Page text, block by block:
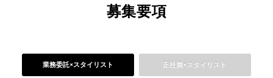
募集要項
業務委託×スタイリスト 正社員×スタイリスト